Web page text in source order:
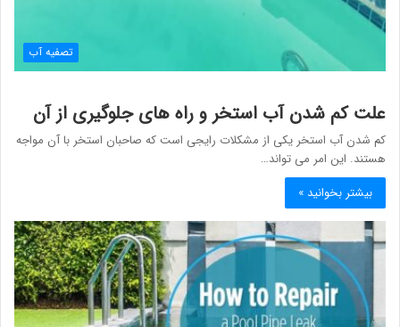
تصفیه آب
علت کم شدن آب استخر و راه های جلوگیری از آن
کم شدن آب استخر یکی از مشکلات رایجی است که صاحبان استخر با آن مواجه
هستند. این امر می تواند…
بیشتر بخوانید »